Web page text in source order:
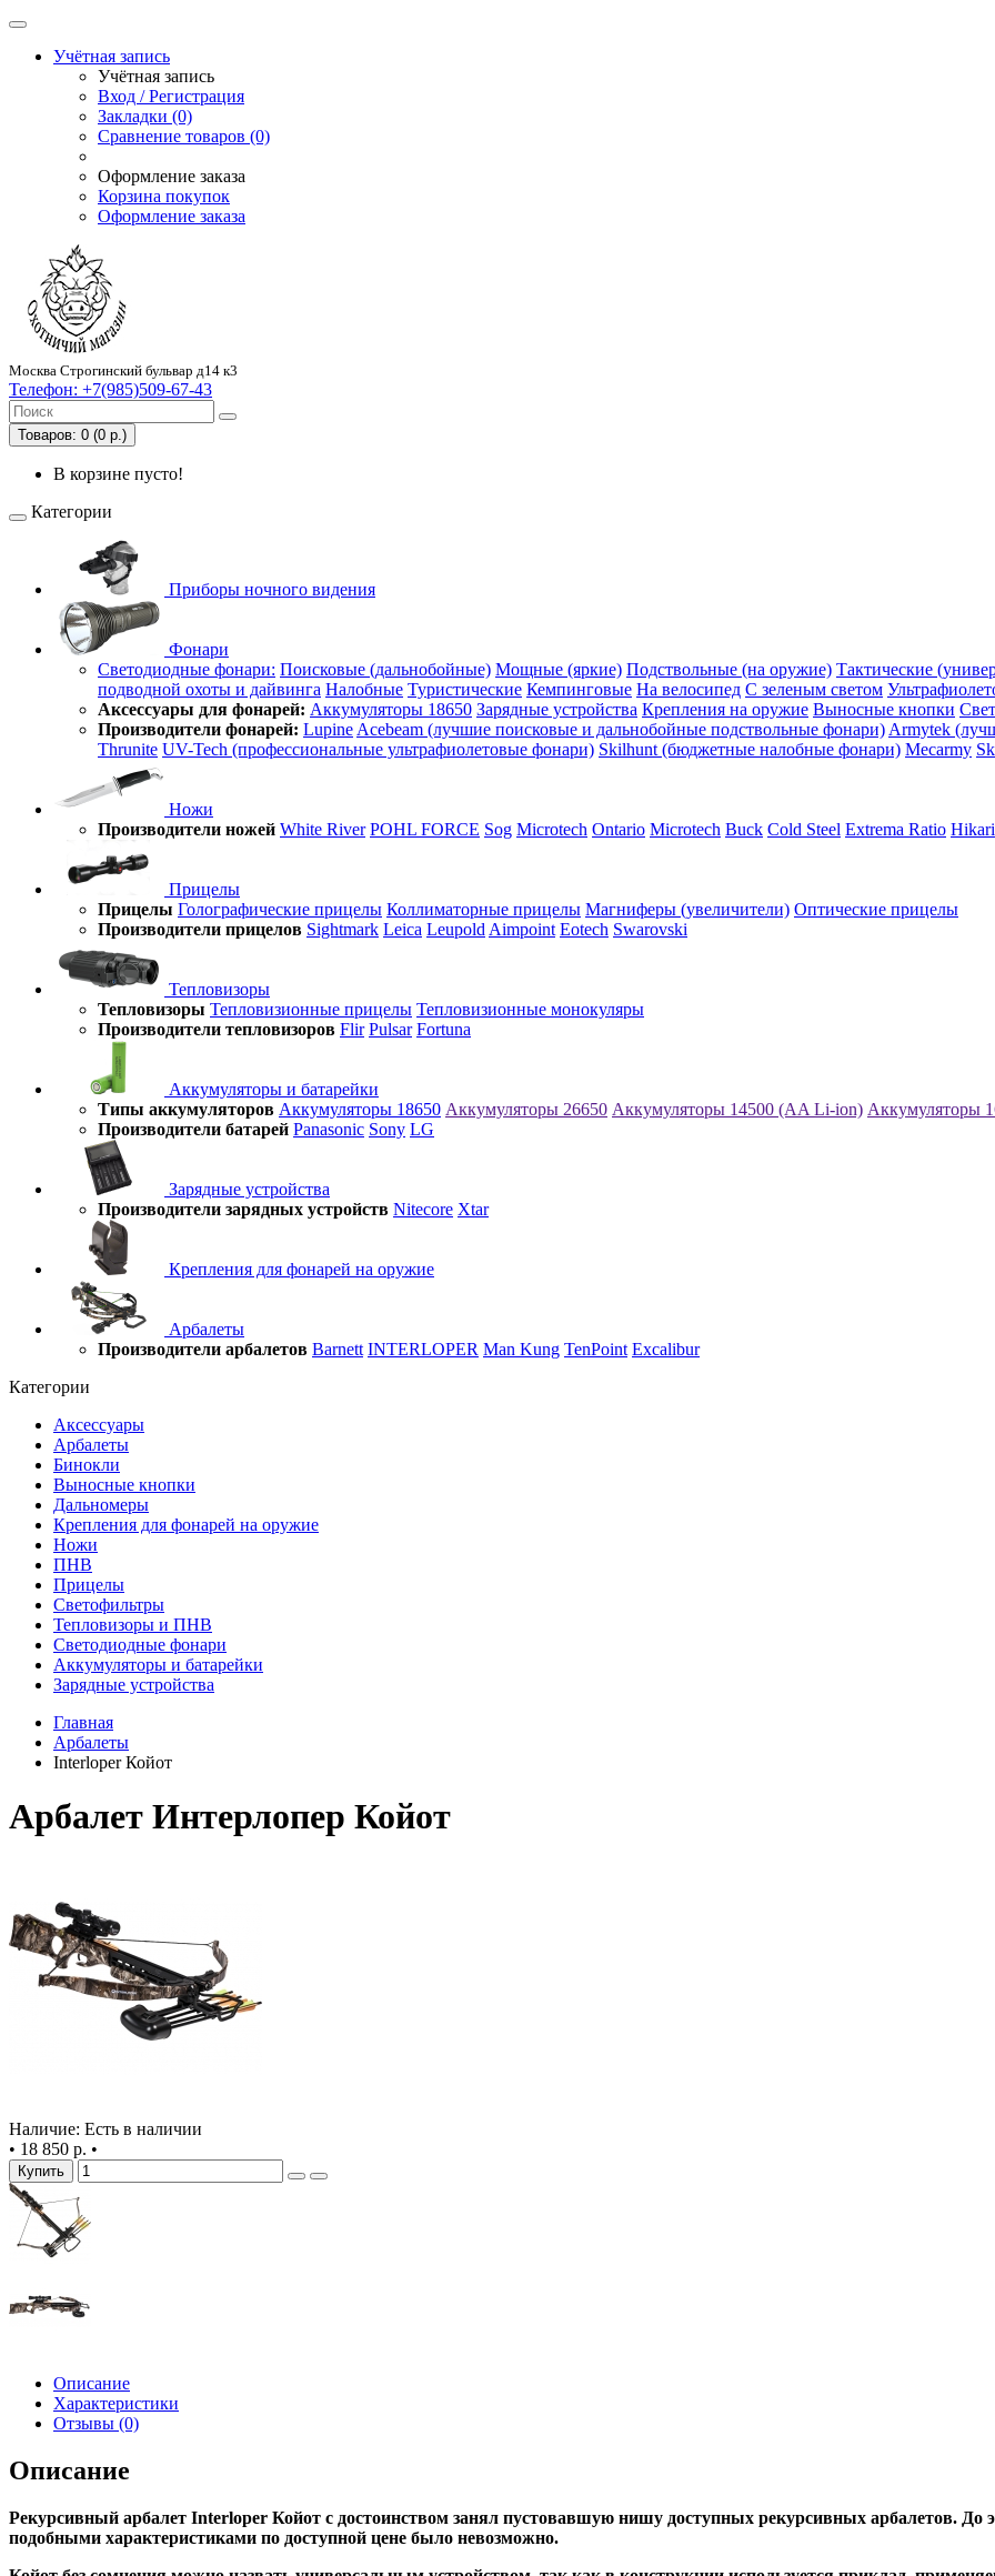
Учётная запись
Учётная запись
Вход / Регистрация
Закладки (0)
Сравнение товаров (0)
Оформление заказа
Корзина покупок
Оформление заказа
Москва Строгинский бульвар д14 к3
Телефон: +7(985)509-67-43
Товаров: 0 (0 р.)
В корзине пусто!
Категории
Приборы ночного видения
Фонари
Светодиодные фонари: Поисковые (дальнобойные) Мощные (яркие) Подствольные (на оружие) Тактические
подводной охоты и дайвинга Налобные Туристические Кемпинговые На велосипед С зеленым светом
Аксессуары для фонарей: Аккумуляторы 18650 Зарядные устройства Крепления на оружие Выносные кнопки
Производители фонарей: Lupine Acebeam (лучшие поисковые и дальнобойные подствольные фонари) Armytek
Thrunite UV-Tech (профессиональные ультрафиолетовые фонари) Skilhunt (бюджетные налобные фонари) Mecarmy
Ножи
Производители ножей White River POHL FORCE Sog Microtech Ontario Microtech Buck Cold Steel Extrema Ratio Hikari
Прицелы
Прицелы Голографические прицелы Коллиматорные прицелы Магниферы (увеличители) Оптические прицелы
Производители прицелов Sightmark Leica Leupold Aimpoint Eotech Swarovski
Тепловизоры
Тепловизоры Тепловизионные прицелы Тепловизионные монокуляры
Производители тепловизоров Flir Pulsar Fortuna
Аккумуляторы и батарейки
Типы аккумуляторов Аккумуляторы 18650 Аккумуляторы 26650 Аккумуляторы 14500 (AA Li-ion) Аккумуляторы
Производители батарей Panasonic Sony LG
Зарядные устройства
Производители зарядных устройств Nitecore Xtar
Крепления для фонарей на оружие
Арбалеты
Производители арбалетов Barnett INTERLOPER Man Kung TenPoint Excalibur
Категории
Аксессуары
Арбалеты
Бинокли
Выносные кнопки
Дальномеры
Крепления для фонарей на оружие
Ножи
ПНВ
Прицелы
Светофильтры
Тепловизоры и ПНВ
Светодиодные фонари
Аккумуляторы и батарейки
Зарядные устройства
Главная
Арбалеты
Interloper Койот
Арбалет Интерлопер Койот
Наличие: Есть в наличии
• 18 850 р. •
Купить
Описание
Характеристики
Отзывы (0)
Описание
Рекурсивный арбалет Interloper Койот с достоинством занял пустовавшую нишу доступных рекурсивных арбалетов. До
подобными характеристиками по доступной цене было невозможно.